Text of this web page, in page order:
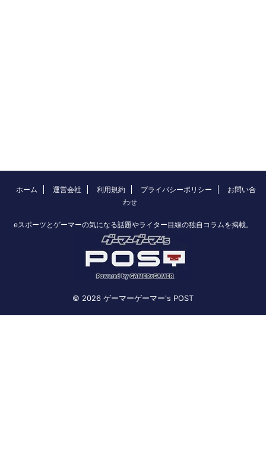
ホーム 運営会社 利用規約 プライバシーポリシー
お問い合
わせ
eスポーツとゲーマーの気になる話題やライター目線の独自コラムを掲載。
© 2026 ゲーマーゲーマー's POST